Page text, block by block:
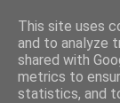
This site uses
and to analyze
shared with
metrics to
statistics, and